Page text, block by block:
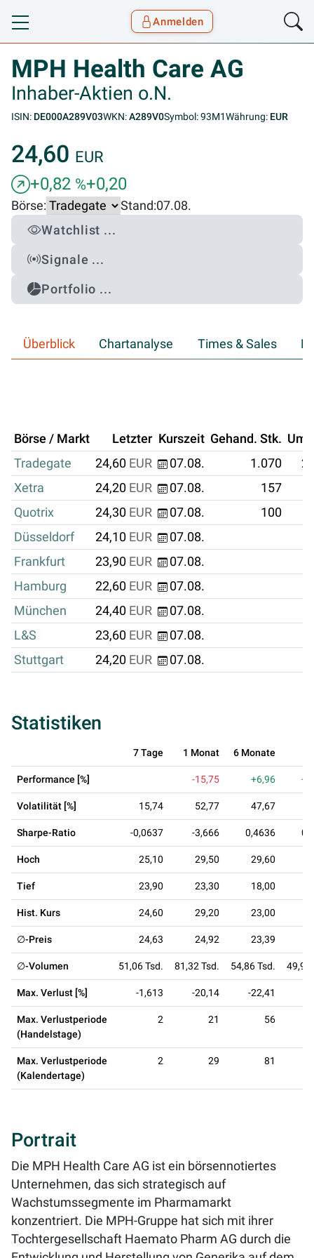
Toggle navigation
Anmelden
MPH Health Care AG
Inhaber-Aktien o.N.
ISIN: DE000A289V03WKN:A289V0Symbol: 93M1Währung: EUR
24,60 EUR
+0,82 %+0,20
Börse: Stand:07.08.
Watchlist ...
Signale ...
Portfolio ...
Überblick Chartanalyse Times & Sales
Börse / Markt Letzter Kurszeit Gehand. Stk.
Tradegate
24,60 EUR 07.08. 1.070
Xetra
24,20 EUR 07.08. 157
Quotrix
24,30 EUR 07.08. 100
Düsseldorf
24,10 EUR
07.08.
Frankfurt
23,90 EUR
07.08.
Hamburg
22,60 EUR
07.08.
München
24,40 EUR
07.08.
L&S
23,60 EUR
07.08.
Stuttgart
24,20 EUR 07.08.
Statistiken
7 Tage 1 Monat 6 Monate
Performance [%] -15,75 +6,96
Volatilität [%] 15,74 52,77 47,67
Sharpe-Ratio -0,0637 -3,666 0,4636
Hoch 25,10 29,50 29,60
Tief 23,90 23,30 18,00
Hist. Kurs 24,60 29,20 23,00
∅-Preis 24,63 24,92 23,39
∅-Volumen 51,06 Tsd. 81,32 Tsd. 54,86 Tsd. 49,98
Max. Verlust [%] -1,613 -20,14 -22,41
Max. Verlustperiode
(Handelstage)
2 21 56
Max. Verlustperiode
(Kalendertage)
2 29 81
Portrait
Die MPH Health Care AG ist ein börsennotiertes
Unternehmen, das sich strategisch auf
Wachstumssegmente im Pharmamarkt
konzentriert. Die MPH-Gruppe hat sich mit ihrer
Tochtergesellschaft Haemato Pharm AG durch die